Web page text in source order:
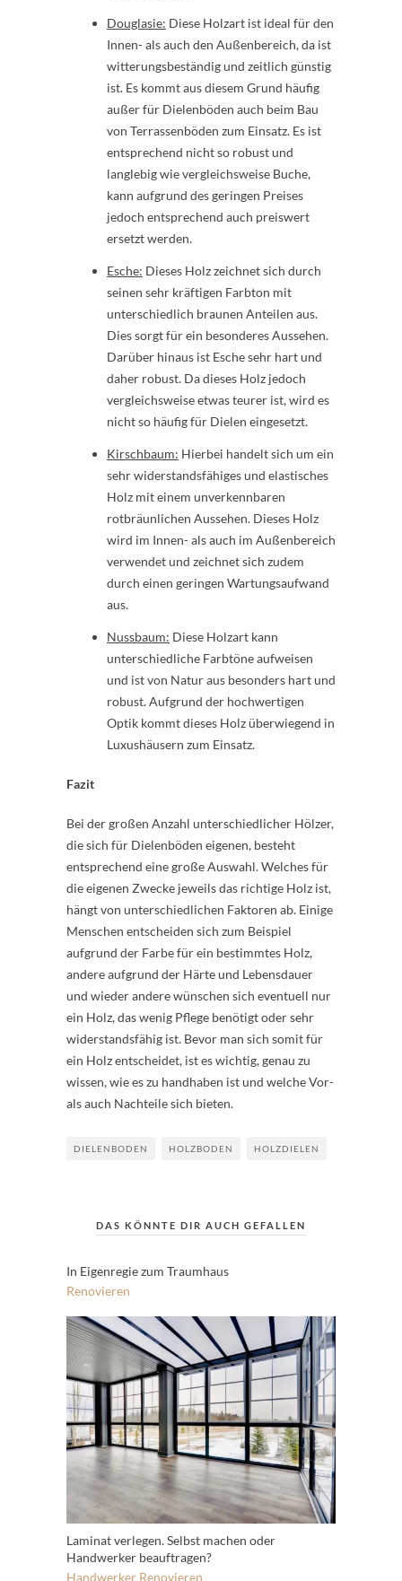
Douglasie: Diese Holzart ist ideal für den
Innen- als auch den Außenbereich, da ist
witterungsbeständig und zeitlich günstig
ist. Es kommt aus diesem Grund häufig
außer für Dielenböden auch beim Bau
von Terrassenböden zum Einsatz. Es ist
entsprechend nicht so robust und
langlebig wie vergleichsweise Buche,
kann aufgrund des geringen Preises
jedoch entsprechend auch preiswert
ersetzt werden.
Esche: Dieses Holz zeichnet sich durch
seinen sehr kräftigen Farbton mit
unterschiedlich braunen Anteilen aus.
Dies sorgt für ein besonderes Aussehen.
Darüber hinaus ist Esche sehr hart und
daher robust. Da dieses Holz jedoch
vergleichsweise etwas teurer ist, wird es
nicht so häufig für Dielen eingesetzt.
Kirschbaum: Hierbei handelt sich um ein
sehr widerstandsfähiges und elastisches
Holz mit einem unverkennbaren
rotbräunlichen Aussehen. Dieses Holz
wird im Innen- als auch im Außenbereich
verwendet und zeichnet sich zudem
durch einen geringen Wartungsaufwand
aus.
Nussbaum: Diese Holzart kann
unterschiedliche Farbtöne aufweisen
und ist von Natur aus besonders hart und
robust. Aufgrund der hochwertigen
Optik kommt dieses Holz überwiegend in
Luxushäusern zum Einsatz.
Fazit
Bei der großen Anzahl unterschiedlicher Hölzer,
die sich für Dielenböden eigenen, besteht
entsprechend eine große Auswahl. Welches für
die eigenen Zwecke jeweils das richtige Holz ist,
hängt von unterschiedlichen Faktoren ab. Einige
Menschen entscheiden sich zum Beispiel
aufgrund der Farbe für ein bestimmtes Holz,
andere aufgrund der Härte und Lebensdauer
und wieder andere wünschen sich eventuell nur
ein Holz, das wenig Pflege benötigt oder sehr
widerstandsfähig ist. Bevor man sich somit für
ein Holz entscheidet, ist es wichtig, genau zu
wissen, wie es zu handhaben ist und welche Vor-
als auch Nachteile sich bieten.
DIELENBODEN HOLZBODEN HOLZDIELEN
DAS KÖNNTE DIR AUCH GEFALLEN
In Eigenregie zum Traumhaus
Renovieren
Laminat verlegen. Selbst machen oder
Handwerker beauftragen?
Handwerker Renovieren